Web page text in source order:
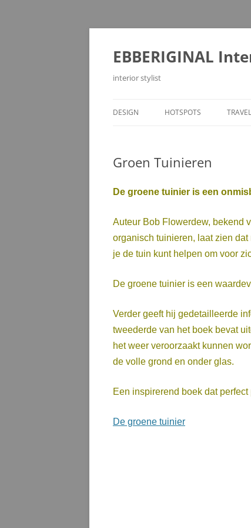
Ga
de
inhoud
EBBERIGINAL
interior stylist
DESIGN HOTSPOTS TRAVEL
Groen Tuinieren
De groene tuinier is een
Auteur Bob Flowerdew, bekend
organisch tuinieren, laat zien
je de tuin kunt helpen om voor
De groene tuinier is een
Verder geeft hij gedetailleerde
tweederde van het boek bevat
het weer veroorzaakt kunnen
de volle grond en onder glas.
Een inspirerend boek dat
De groene tuinier